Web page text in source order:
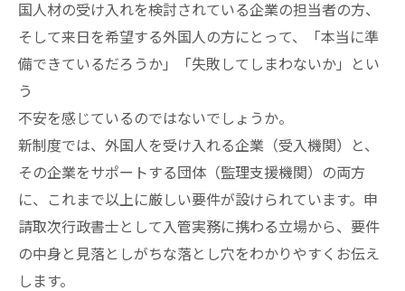
国人材の受け入れを検討されている企業の担当者の方、
そして来日を希望する外国人の方にとって、「本当に準
備できているだろうか」「失敗してしまわないか」とい
う
不安を感じているのではないでしょうか。
新制度では、外国人を受け入れる企業（受入機関）と、
その企業をサポートする団体（監理支援機関）の両方
に、これまで以上に厳しい要件が設けられています。申
請取次行政書士として入管実務に携わる立場から、要件
の中身と見落としがちな落とし穴をわかりやすくお伝え
します。